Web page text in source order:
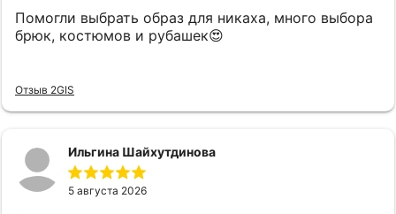
Помогли выбрать образ для никаха, много выбора
брюк, костюмов и рубашек😍
Отзыв 2GIS
Ильгина Шайхутдинова
5 августа 2026